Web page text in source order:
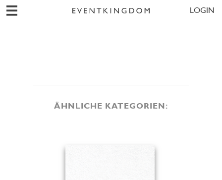
LOGIN
ÄHNLICHE KATEGORIEN: